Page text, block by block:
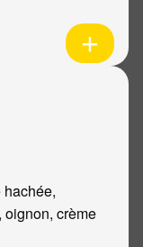
oignon, crème